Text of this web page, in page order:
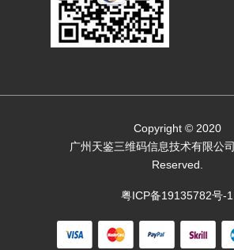
Copyright © 2020
广州天鉴三维码信息技术有限公司
Reserved.
粤ICP备19135782号-1